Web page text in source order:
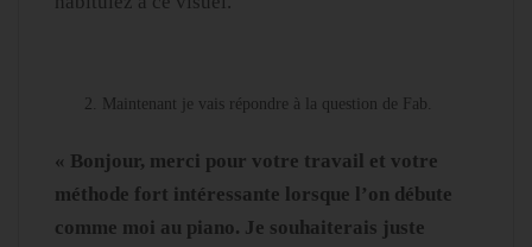
Maintenant je vais répondre à la question de Fab.
« Bonjour, merci pour votre travail et votre
méthode fort intéressante lorsque l’on débute
comme moi au piano. Je souhaiterais juste